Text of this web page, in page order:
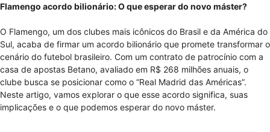
Flamengo acordo bilionário: O que esperar do novo máster?
O Flamengo, um dos clubes mais icônicos do Brasil e da América do
Sul, acaba de firmar um acordo bilionário que promete transformar o
cenário do futebol brasileiro. Com um contrato de patrocínio com a
casa de apostas Betano, avaliado em R$ 268 milhões anuais, o
clube busca se posicionar como o “Real Madrid das Américas”.
Neste artigo, vamos explorar o que esse acordo significa, suas
implicações e o que podemos esperar do novo máster.